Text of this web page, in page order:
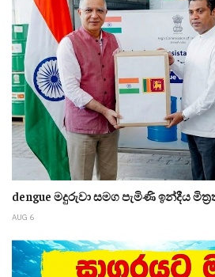
dengue මදුරුවා සමග පැමිණි ඉන්දීය
AUG 6